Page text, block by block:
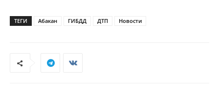
ТЕГИ Абакан ГИБДД ДТП Новости